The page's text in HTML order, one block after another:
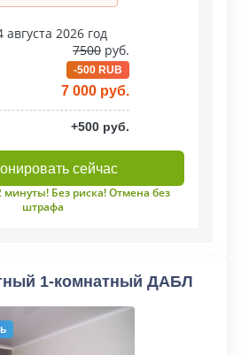
августа 2026 год
7500 руб.
-500 RUB
7 000 руб.
+500 руб.
сейчас
минуты! Без риска! Отмена без
штрафа
1-комнатный ДАБЛ